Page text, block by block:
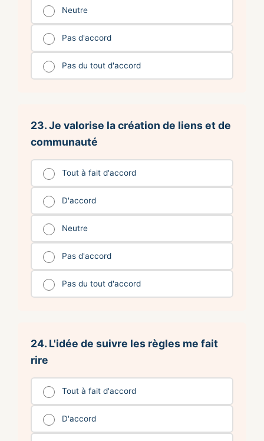
Neutre
Pas d'accord
Pas du tout d'accord
23. Je valorise la création de liens et de
communauté
Tout à fait d'accord
D'accord
Neutre
Pas d'accord
Pas du tout d'accord
24. L'idée de suivre les règles me fait
rire
Tout à fait d'accord
D'accord